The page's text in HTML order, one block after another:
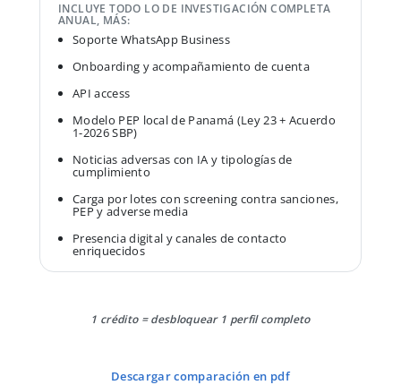
INCLUYE TODO LO DE INVESTIGACIÓN COMPLETA
ANUAL, MÁS:
Soporte WhatsApp Business
Onboarding y acompañamiento de cuenta
API access
Modelo PEP local de Panamá (Ley 23 + Acuerdo
1-2026 SBP)
Noticias adversas con IA y tipologías de
cumplimiento
Carga por lotes con screening contra sanciones,
PEP y adverse media
Presencia digital y canales de contacto
enriquecidos
1 crédito = desbloquear 1 perfil completo
descargar comparación en pdf